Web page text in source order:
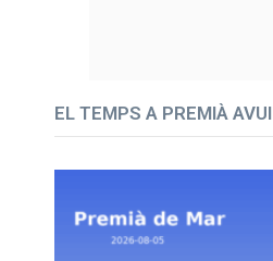
EL TEMPS A PREMIÀ AVUI